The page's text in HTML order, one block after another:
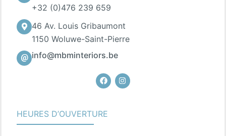
+32 (0)476 239 659
46 Av. Louis Gribaumont
1150 Woluwe-Saint-Pierre
info@mbminteriors.be
FacebookInstagram
HEURES D’OUVERTURE